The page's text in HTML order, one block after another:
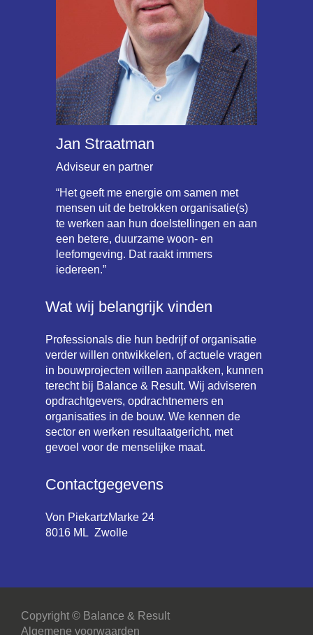
Jan Straatman
Adviseur en partner
“Het geeft me energie om samen met
mensen uit de betrokken organisatie(s)
te werken aan hun doelstellingen en aan
een betere, duurzame woon- en
leefomgeving. Dat raakt immers
iedereen.”
Wat wij belangrijk vinden
Professionals die hun bedrijf of organisatie
verder willen ontwikkelen, of actuele vragen
in bouwprojecten willen aanpakken, kunnen
terecht bij Balance & Result. Wij adviseren
opdrachtgevers, opdrachtnemers en
organisaties in de bouw. We kennen de
sector en werken resultaatgericht, met
gevoel voor de menselijke maat.
Contactgegevens
Von PiekartzMarke 24
8016 ML Zwolle
Copyright © Balance & Result
Algemene voorwaarden